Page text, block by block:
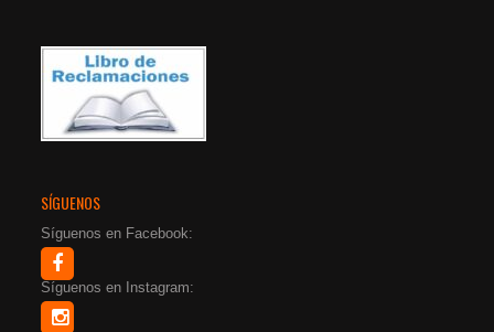
SÍGUENOS
Síguenos en Facebook:
Síguenos en Instagram: